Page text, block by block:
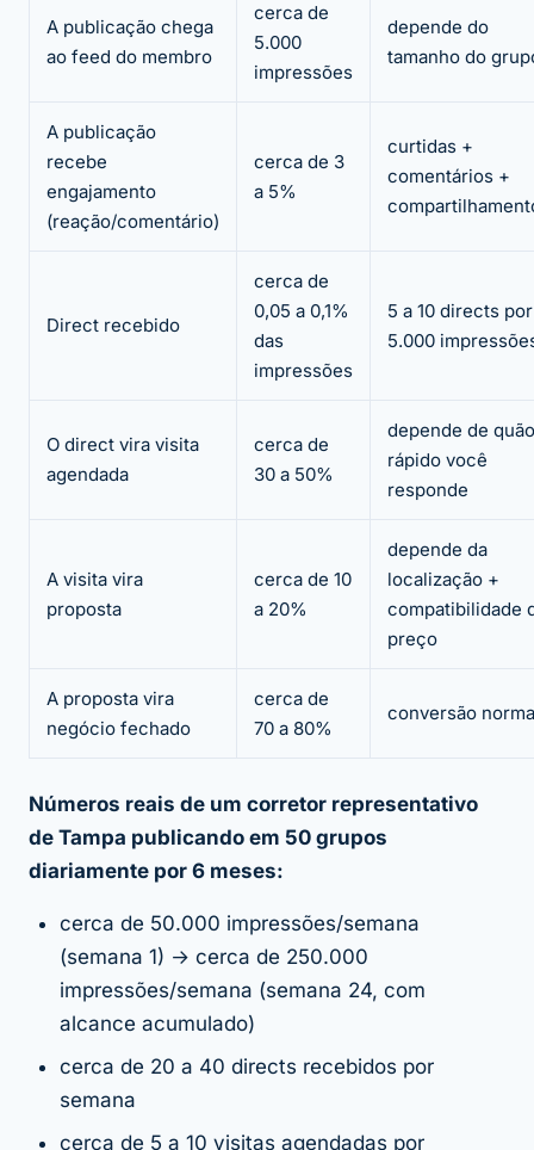
A publicação chega
ao feed do membro
cerca de
5.000
impressões
depende do
tamanho do
A publicação
recebe
engajamento
(reação/comentário)
cerca de 3
a 5%
curtidas +
comentários +
Direct recebido
cerca de
0,05 a 0,1%
das
impressões
5 a 10 directs por
5.000
O direct vira visita
agendada
cerca de
30 a 50%
depende de quão
rápido você
responde
A visita vira
proposta
cerca de 10
a 20%
depende da
localização +
compatibilidade
preço
A proposta vira
negócio fechado
cerca de
70 a 80%
conversão
Números reais de um corretor representativo
de Tampa publicando em 50 grupos
diariamente por 6 meses:
cerca de 50.000 impressões/semana
(semana 1) → cerca de 250.000
impressões/semana (semana 24, com
alcance acumulado)
cerca de 20 a 40 directs recebidos por
semana
cerca de 5 a 10 visitas agendadas por